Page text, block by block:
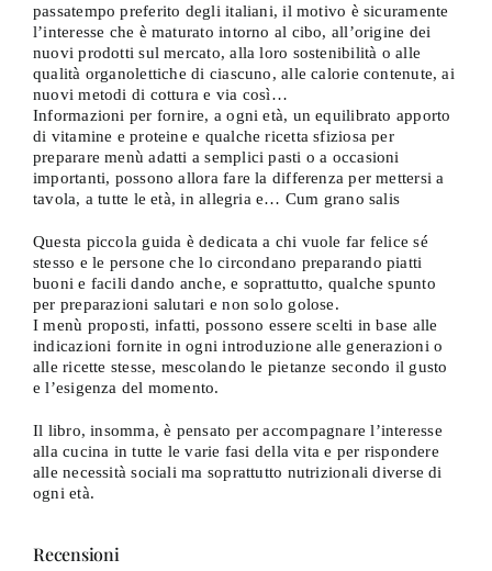
passatempo preferito degli italiani, il motivo è sicuramente
l’interesse che è maturato intorno al cibo, all’origine dei
nuovi prodotti sul mercato, alla loro sostenibilità o alle
qualità organolettiche di ciascuno, alle calorie contenute, ai
nuovi metodi di cottura e via così…
Informazioni per fornire, a ogni età, un equilibrato apporto
di vitamine e proteine e qualche ricetta sfiziosa per
preparare menù adatti a semplici pasti o a occasioni
importanti, possono allora fare la differenza per mettersi a
tavola, a tutte le età, in allegria e… Cum grano salis
Questa piccola guida è dedicata a chi vuole far felice sé
stesso e le persone che lo circondano preparando piatti
buoni e facili dando anche, e soprattutto, qualche spunto
per preparazioni salutari e non solo golose.
I menù proposti, infatti, possono essere scelti in base alle
indicazioni fornite in ogni introduzione alle generazioni o
alle ricette stesse, mescolando le pietanze secondo il gusto
e l’esigenza del momento.
Il libro, insomma, è pensato per accompagnare l’interesse
alla cucina in tutte le varie fasi della vita e per rispondere
alle necessità sociali ma soprattutto nutrizionali diverse di
ogni età.
Recensioni